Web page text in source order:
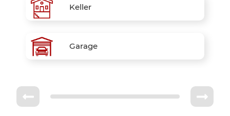
Keller
Garage